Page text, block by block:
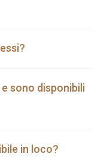
sono disponibili
in loco?